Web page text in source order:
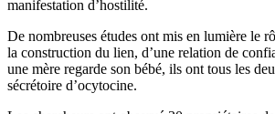
manifestation d’hostilité.
De nombreuses études ont mis en lumière le
la construction du lien, d’une relation de
une mère regarde son bébé, ils ont tous les
sécrétoire d’ocytocine.